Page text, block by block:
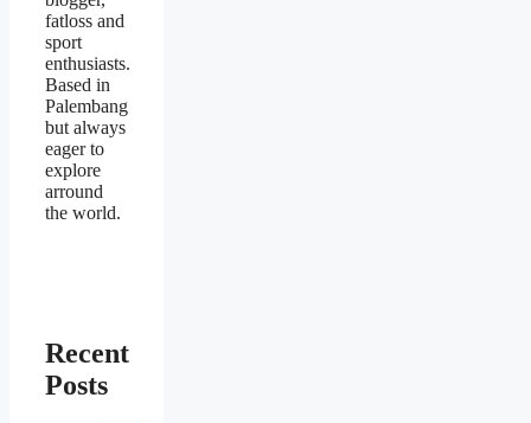
fatloss and
sport
enthusiasts.
Based in
Palembang
but always
eager to
explore
arround
the world.
Recent
Posts